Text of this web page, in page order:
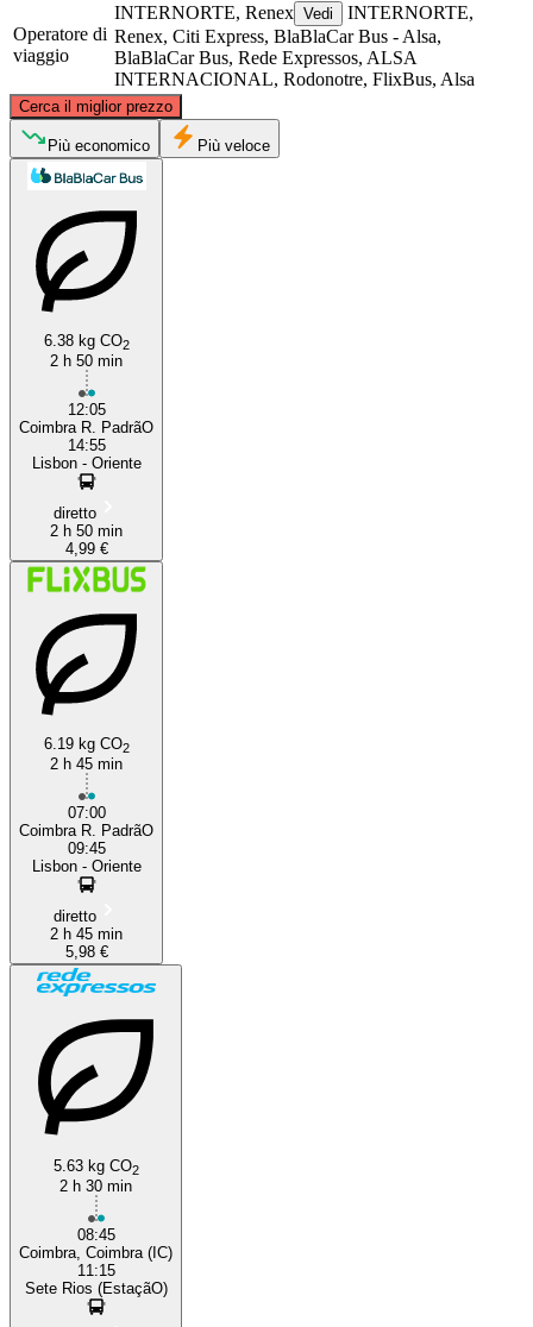
Operatore di
viaggio
INTERNORTE, Renex Vedi
INTERNORTE,
Renex, Citi Express, BlaBlaCar Bus - Alsa,
BlaBlaCar Bus, Rede Expressos, ALSA
INTERNACIONAL, Rodonotre, FlixBus, Alsa
Cerca il miglior prezzo
©CARTO, ©OpenStreetMapcontributors
Più economico Più veloce
6.38 kg CO2
2 h 50 min
12:05
Coimbra R. PadrãO
14:55
Lisbon - Oriente
diretto
2 h 50 min
4,99 €
6.19 kg CO2
2 h 45 min
07:00
Coimbra R. PadrãO
09:45
Lisbon - Oriente
diretto
2 h 45 min
5,98 €
5.63 kg CO2
2 h 30 min
08:45
Coimbra, Coimbra (IC)
11:15
Sete Rios (EstaçãO)